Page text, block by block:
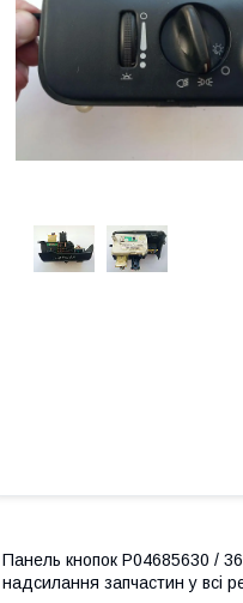
Панель кнопок P04685630 /
надсилання запчастин у всі